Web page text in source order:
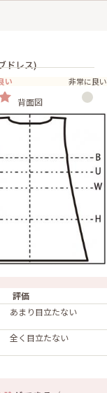
ドレス)
い 非常に良い
背面図
評価
あまり目立たない
全く目立たない